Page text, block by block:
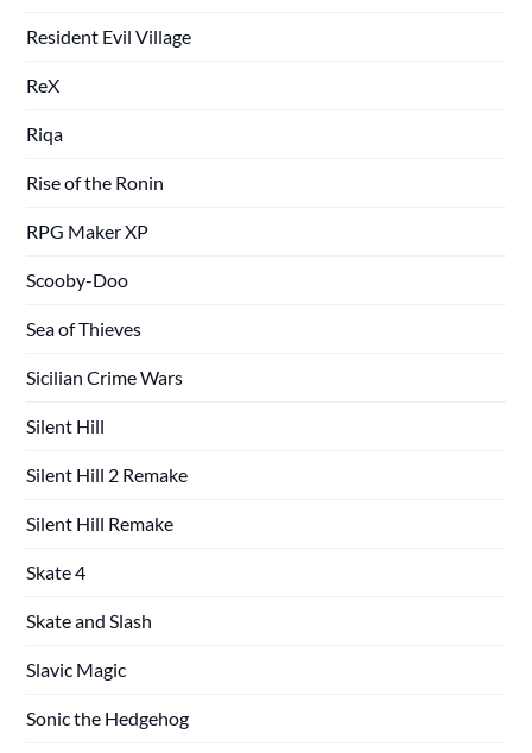
Resident Evil Village
ReX
Riqa
Rise of the Ronin
RPG Maker XP
Scooby-Doo
Sea of Thieves
Sicilian Crime Wars
Silent Hill
Silent Hill 2 Remake
Silent Hill Remake
Skate 4
Skate and Slash
Slavic Magic
Sonic the Hedgehog